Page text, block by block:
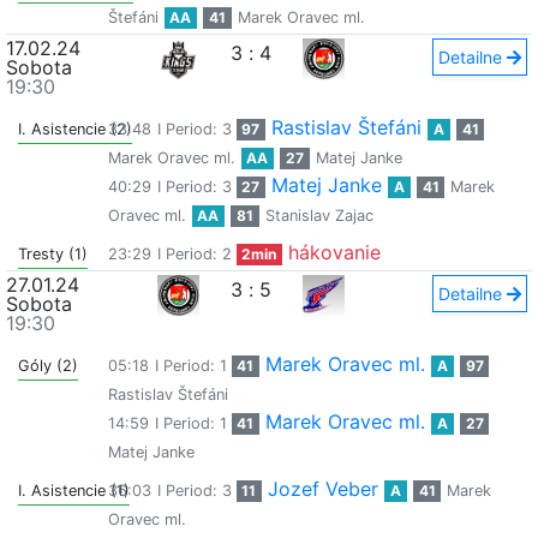
Štefáni
AA 41 Marek Oravec ml.
17.02.24
Sobota
19:30
3 : 4 Detailne
I. Asistencie (2)33:48 I Period: 3 97 Rastislav Štefáni A
41
Marek Oravec ml.
AA 27
Matej Janke
40:29 I Period: 3 27 Matej Janke A 41
Marek
Oravec ml.
AA 81 Stanislav Zajac
Tresty (1) 23:29 I Period: 2 2min
hákovanie
27.01.24
Sobota
19:30
3 : 5 Detailne
Góly (2) 05:18 I Period: 1 41 Marek Oravec ml. A
97
Rastislav Štefáni
14:59 I Period: 1 41 Marek Oravec ml. A
27
Matej Janke
I. Asistencie (1)36:03 I Period: 3 11 Jozef Veber A 41
Marek
Oravec ml.